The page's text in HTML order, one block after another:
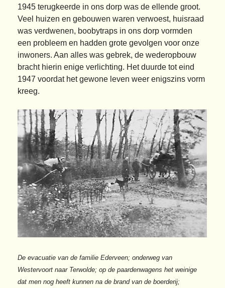
1945 terugkeerde in ons dorp was de ellende groot.
Veel huizen en gebouwen waren verwoest, huisraad
was verdwenen, boobytraps in ons dorp vormden
een probleem en hadden grote gevolgen voor onze
inwoners. Aan alles was gebrek, de wederopbouw
bracht hierin enige verlichting. Het duurde tot eind
1947 voordat het gewone leven weer enigszins vorm
kreeg.
De evacuatie van de familie Ederveen; onderweg van
Westervoort naar Terwolde; op de paardenwagens het weinige
dat men nog heeft kunnen na de brand van de boerderij;